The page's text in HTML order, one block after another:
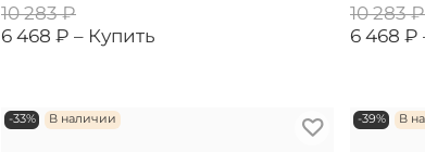
10 283 ₽
6 468 ₽ – Купить
10 283 ₽
6 468 ₽
-33% В наличии -39% В